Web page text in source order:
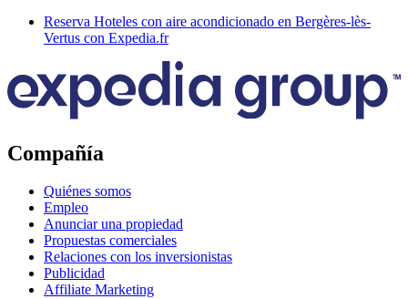
Reserva Hoteles con aire acondicionado en Bergères-lès-
Vertus con Expedia.fr
Compañía
Quiénes somos
Empleo
Anunciar una propiedad
Propuestas comerciales
Relaciones con los inversionistas
Publicidad
Affiliate Marketing